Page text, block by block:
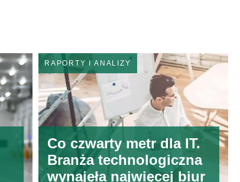
RAPORTY I ANALIZY
Co czwarty metr dla IT.
Branża technologiczna
wynajęła najwięcej biur